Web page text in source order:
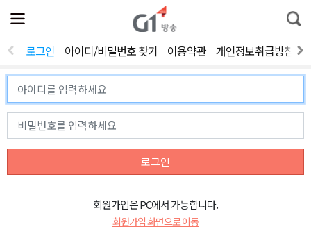
전
체
뉴
열
통
합
색
로그인 아이디/비밀번호 찾기 이용약관 개인정보취급방침
로그인
회원가입은 PC에서 가능합니다.
회원가입 화면으로 이동